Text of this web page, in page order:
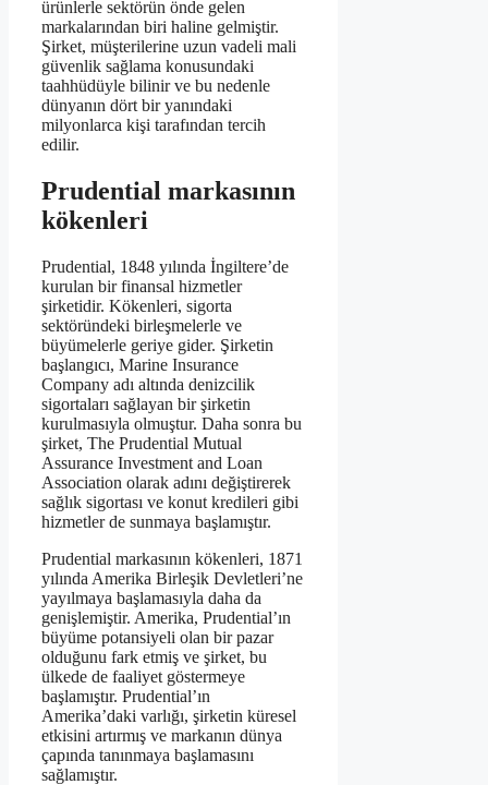
ürünlerle sektörün önde gelen
markalarından biri haline gelmiştir.
Şirket, müşterilerine uzun vadeli mali
güvenlik sağlama konusundaki
taahhüdüyle bilinir ve bu nedenle
dünyanın dört bir yanındaki
milyonlarca kişi tarafından tercih
edilir.
Prudential markasının
kökenleri
Prudential, 1848 yılında İngiltere’de
kurulan bir finansal hizmetler
şirketidir. Kökenleri, sigorta
sektöründeki birleşmelerle ve
büyümelerle geriye gider. Şirketin
başlangıcı, Marine Insurance
Company adı altında denizcilik
sigortaları sağlayan bir şirketin
kurulmasıyla olmuştur. Daha sonra bu
şirket, The Prudential Mutual
Assurance Investment and Loan
Association olarak adını değiştirerek
sağlık sigortası ve konut kredileri gibi
hizmetler de sunmaya başlamıştır.
Prudential markasının kökenleri, 1871
yılında Amerika Birleşik Devletleri’ne
yayılmaya başlamasıyla daha da
genişlemiştir. Amerika, Prudential’ın
büyüme potansiyeli olan bir pazar
olduğunu fark etmiş ve şirket, bu
ülkede de faaliyet göstermeye
başlamıştır. Prudential’ın
Amerika’daki varlığı, şirketin küresel
etkisini artırmış ve markanın dünya
çapında tanınmaya başlamasını
sağlamıştır.